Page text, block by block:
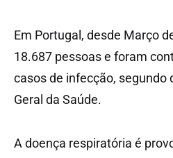
Em Portugal, desde Março
18.687 pessoas e foram
casos de infecção, segundo
Geral da Saúde.
A doença respiratória é